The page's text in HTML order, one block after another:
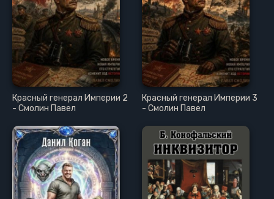
Красный генерал Империи 2
- Смолин Павел
Красный генерал Империи 3
- Смолин Павел